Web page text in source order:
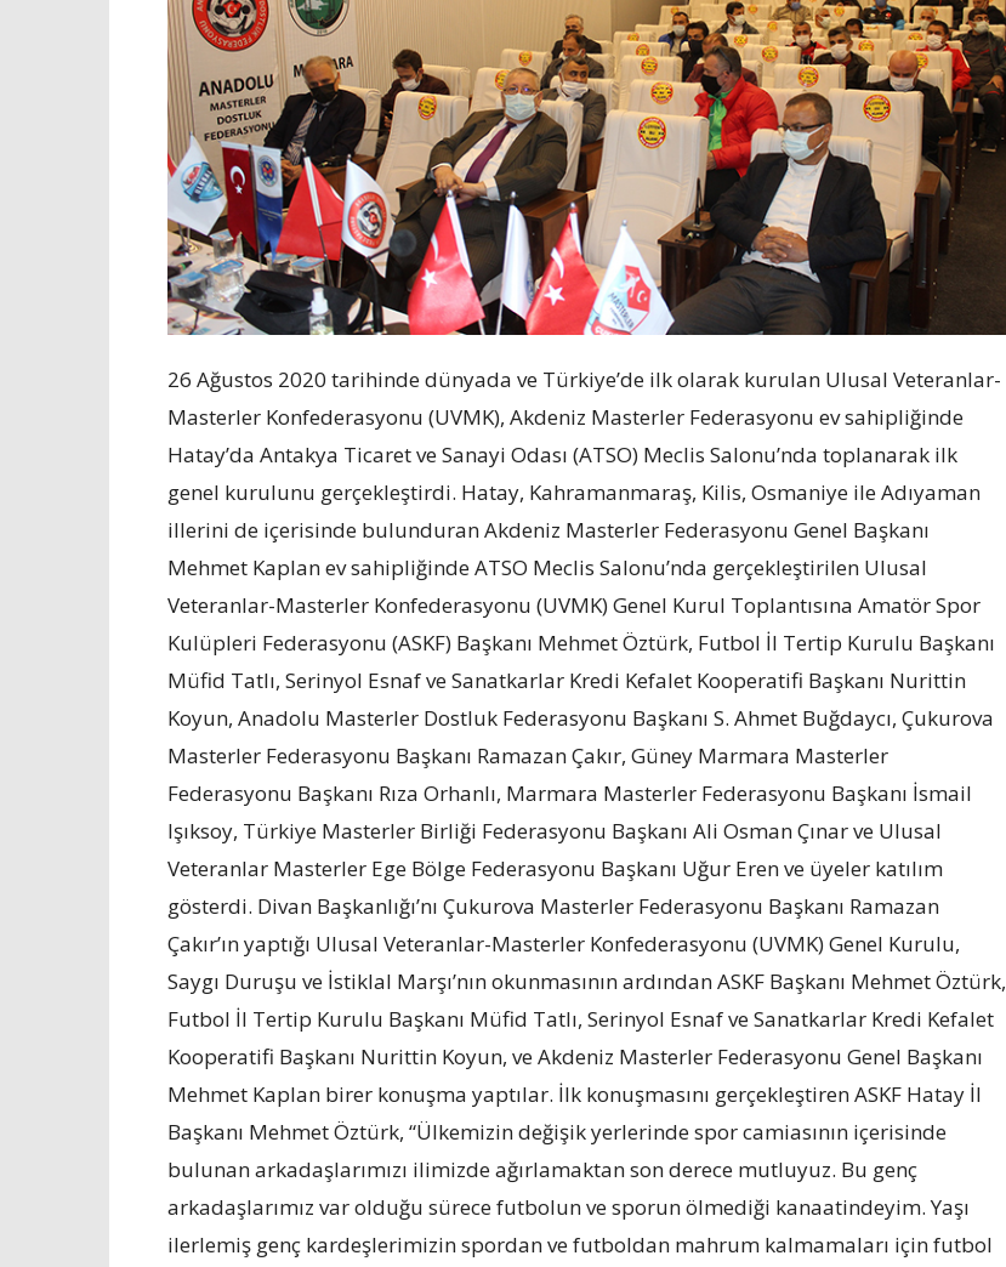
26 Ağustos 2020 tarihinde dünyada ve Türkiye’de ilk olarak kurulan Ulusal Veteranlar-
Masterler Konfederasyonu (UVMK), Akdeniz Masterler Federasyonu ev sahipliğinde
Hatay’da Antakya Ticaret ve Sanayi Odası (ATSO) Meclis Salonu’nda toplanarak ilk
genel kurulunu gerçekleştirdi. Hatay, Kahramanmaraş, Kilis, Osmaniye ile Adıyaman
illerini de içerisinde bulunduran Akdeniz Masterler Federasyonu Genel Başkanı
Mehmet Kaplan ev sahipliğinde ATSO Meclis Salonu’nda gerçekleştirilen Ulusal
Veteranlar-Masterler Konfederasyonu (UVMK) Genel Kurul Toplantısına Amatör Spor
Kulüpleri Federasyonu (ASKF) Başkanı Mehmet Öztürk, Futbol İl Tertip Kurulu Başkanı
Müfid Tatlı, Serinyol Esnaf ve Sanatkarlar Kredi Kefalet Kooperatifi Başkanı Nurittin
Koyun, Anadolu Masterler Dostluk Federasyonu Başkanı S. Ahmet Buğdaycı, Çukurova
Masterler Federasyonu Başkanı Ramazan Çakır, Güney Marmara Masterler
Federasyonu Başkanı Rıza Orhanlı, Marmara Masterler Federasyonu Başkanı İsmail
Işıksoy, Türkiye Masterler Birliği Federasyonu Başkanı Ali Osman Çınar ve Ulusal
Veteranlar Masterler Ege Bölge Federasyonu Başkanı Uğur Eren ve üyeler katılım
gösterdi. Divan Başkanlığı’nı Çukurova Masterler Federasyonu Başkanı Ramazan
Çakır’ın yaptığı Ulusal Veteranlar-Masterler Konfederasyonu (UVMK) Genel Kurulu,
Saygı Duruşu ve İstiklal Marşı’nın okunmasının ardından ASKF Başkanı Mehmet Öztürk,
Futbol İl Tertip Kurulu Başkanı Müfid Tatlı, Serinyol Esnaf ve Sanatkarlar Kredi Kefalet
Kooperatifi Başkanı Nurittin Koyun, ve Akdeniz Masterler Federasyonu Genel Başkanı
Mehmet Kaplan birer konuşma yaptılar. İlk konuşmasını gerçekleştiren ASKF Hatay İl
Başkanı Mehmet Öztürk, “Ülkemizin değişik yerlerinde spor camiasının içerisinde
bulunan arkadaşlarımızı ilimizde ağırlamaktan son derece mutluyuz. Bu genç
arkadaşlarımız var olduğu sürece futbolun ve sporun ölmediği kanaatindeyim. Yaşı
ilerlemiş genç kardeşlerimizin spordan ve futboldan mahrum kalmamaları için futbol